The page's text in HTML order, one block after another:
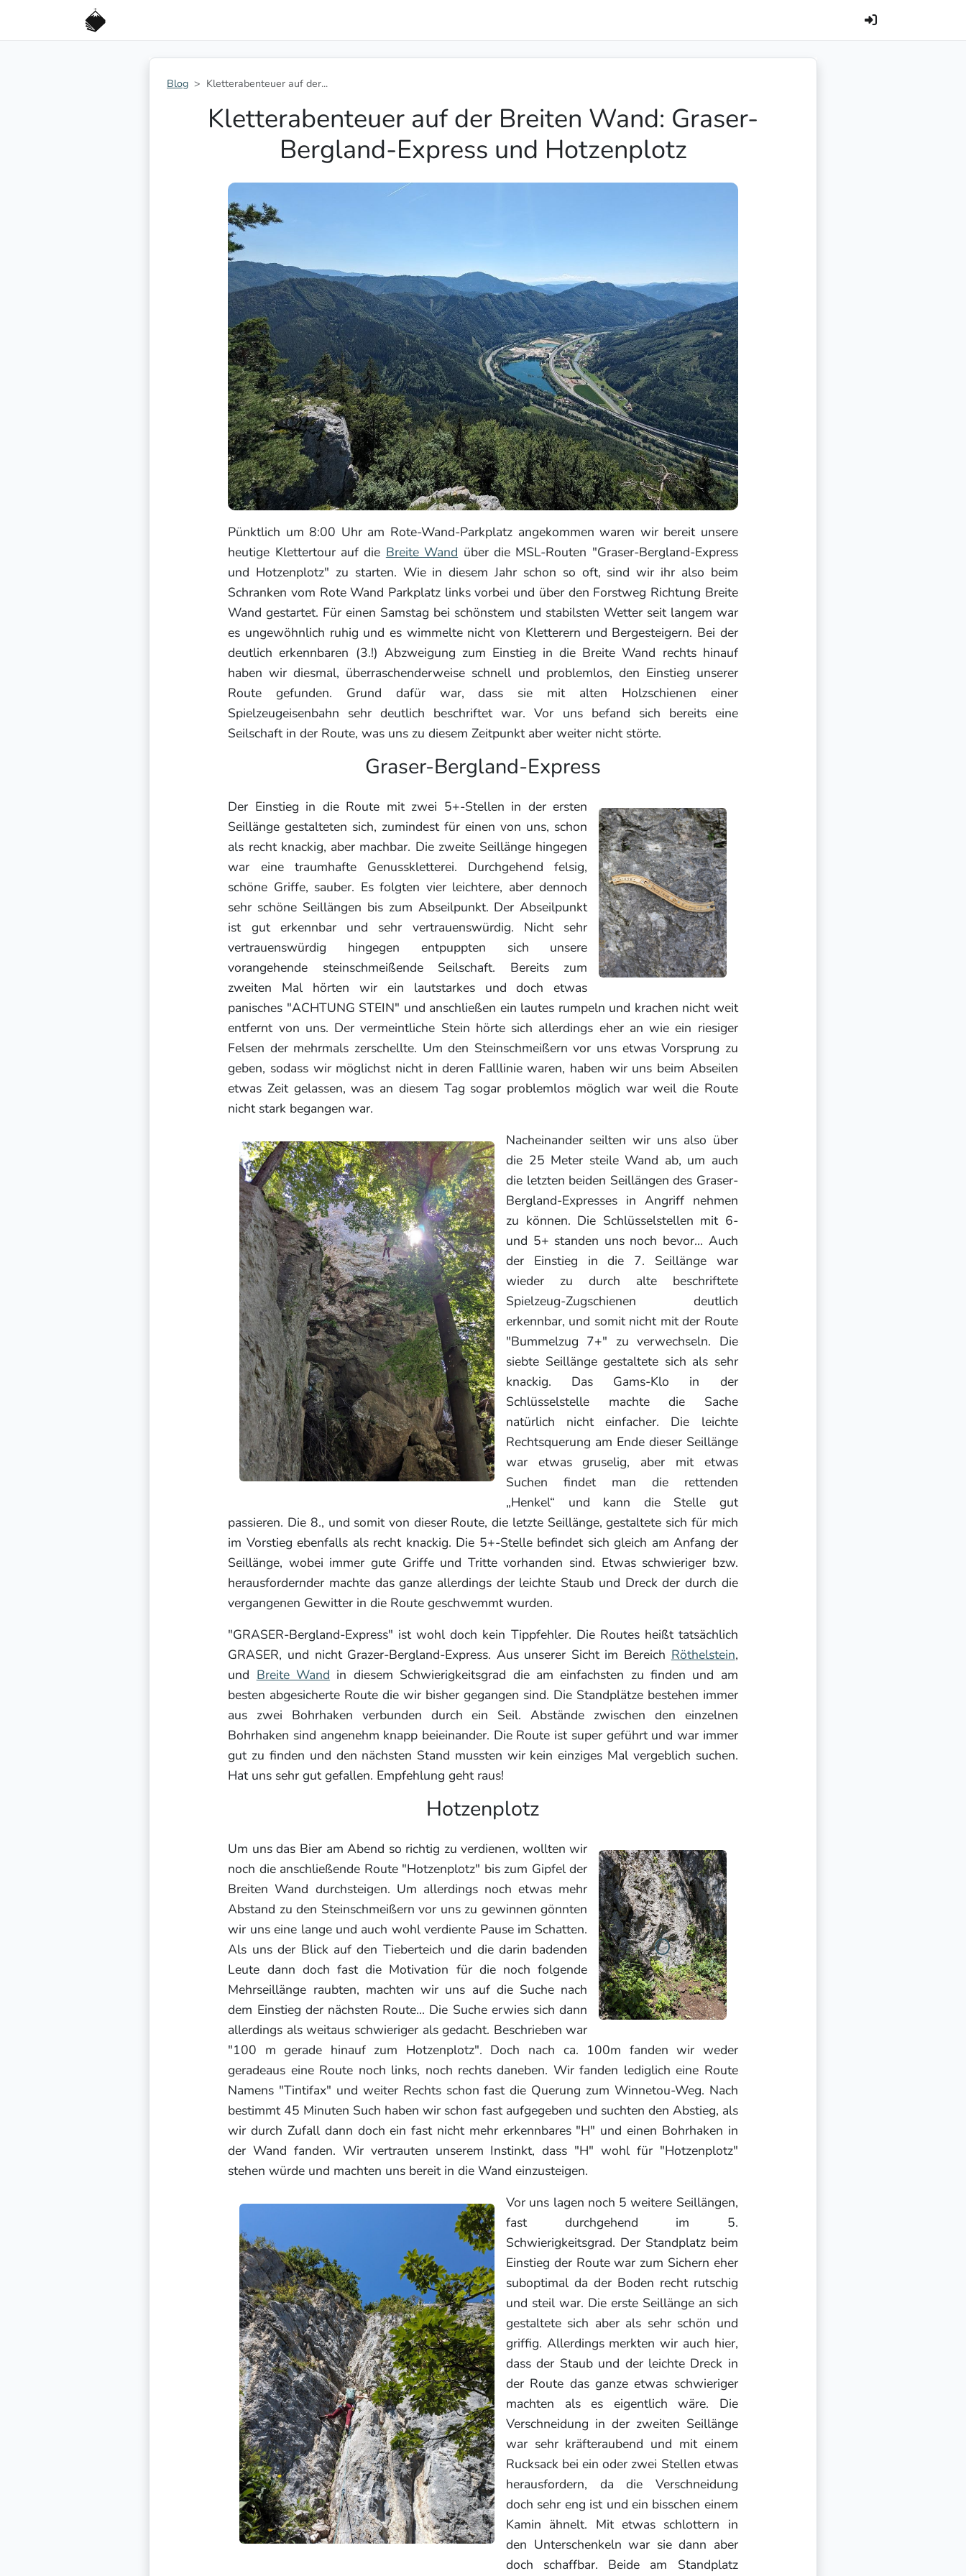
Blog Kletterabenteuer auf der...
Kletterabenteuer auf der Breiten Wand: Graser-
Bergland-Express und Hotzenplotz
Pünktlich um 8:00 Uhr am Rote-Wand-Parkplatz angekommen waren wir bereit unsere
heutige Klettertour auf die Breite Wand über die MSL-Routen "Graser-Bergland-Express
und Hotzenplotz" zu starten. Wie in diesem Jahr schon so oft, sind wir ihr also beim
Schranken vom Rote Wand Parkplatz links vorbei und über den Forstweg Richtung Breite
Wand gestartet. Für einen Samstag bei schönstem und stabilsten Wetter seit langem war
es ungewöhnlich ruhig und es wimmelte nicht von Kletterern und Bergesteigern. Bei der
deutlich erkennbaren (3.!) Abzweigung zum Einstieg in die Breite Wand rechts hinauf
haben wir diesmal, überraschenderweise schnell und problemlos, den Einstieg unserer
Route gefunden. Grund dafür war, dass sie mit alten Holzschienen einer
Spielzeugeisenbahn sehr deutlich beschriftet war. Vor uns befand sich bereits eine
Seilschaft in der Route, was uns zu diesem Zeitpunkt aber weiter nicht störte.
Graser-Bergland-Express
Der Einstieg in die Route mit zwei 5+-Stellen in der ersten
Seillänge gestalteten sich, zumindest für einen von uns, schon
als recht knackig, aber machbar. Die zweite Seillänge hingegen
war eine traumhafte Genusskletterei. Durchgehend felsig,
schöne Griffe, sauber. Es folgten vier leichtere, aber dennoch
sehr schöne Seillängen bis zum Abseilpunkt. Der Abseilpunkt
ist gut erkennbar und sehr vertrauenswürdig. Nicht sehr
vertrauenswürdig hingegen entpuppten sich unsere
vorangehende steinschmeißende Seilschaft. Bereits zum
zweiten Mal hörten wir ein lautstarkes und doch etwas
panisches "ACHTUNG STEIN" und anschließen ein lautes rumpeln und krachen nicht weit
entfernt von uns. Der vermeintliche Stein hörte sich allerdings eher an wie ein riesiger
Felsen der mehrmals zerschellte. Um den Steinschmeißern vor uns etwas Vorsprung zu
geben, sodass wir möglichst nicht in deren Falllinie waren, haben wir uns beim Abseilen
etwas Zeit gelassen, was an diesem Tag sogar problemlos möglich war weil die Route
nicht stark begangen war.
Nacheinander seilten wir uns also über
die 25 Meter steile Wand ab, um auch
die letzten beiden Seillängen des Graser-
Bergland-Expresses in Angriff nehmen
zu können. Die Schlüsselstellen mit 6-
und 5+ standen uns noch bevor... Auch
der Einstieg in die 7. Seillänge war
wieder zu durch alte beschriftete
Spielzeug-Zugschienen deutlich
erkennbar, und somit nicht mit der Route
"Bummelzug 7+" zu verwechseln. Die
siebte Seillänge gestaltete sich als sehr
knackig. Das Gams-Klo in der
Schlüsselstelle machte die Sache
natürlich nicht einfacher. Die leichte
Rechtsquerung am Ende dieser Seillänge
war etwas gruselig, aber mit etwas
Suchen findet man die rettenden
„Henkel“ und kann die Stelle gut
passieren. Die 8., und somit von dieser Route, die letzte Seillänge, gestaltete sich für mich
im Vorstieg ebenfalls als recht knackig. Die 5+-Stelle befindet sich gleich am Anfang der
Seillänge, wobei immer gute Griffe und Tritte vorhanden sind. Etwas schwieriger bzw.
herausfordernder machte das ganze allerdings der leichte Staub und Dreck der durch die
vergangenen Gewitter in die Route geschwemmt wurden.
"GRASER-Bergland-Express" ist wohl doch kein Tippfehler. Die Routes heißt tatsächlich
GRASER, und nicht Grazer-Bergland-Express. Aus unserer Sicht im Bereich Röthelstein,
und Breite Wand in diesem Schwierigkeitsgrad die am einfachsten zu finden und am
besten abgesicherte Route die wir bisher gegangen sind. Die Standplätze bestehen immer
aus zwei Bohrhaken verbunden durch ein Seil. Abstände zwischen den einzelnen
Bohrhaken sind angenehm knapp beieinander. Die Route ist super geführt und war immer
gut zu finden und den nächsten Stand mussten wir kein einziges Mal vergeblich suchen.
Hat uns sehr gut gefallen. Empfehlung geht raus!
Hotzenplotz
Um uns das Bier am Abend so richtig zu verdienen, wollten wir
noch die anschließende Route "Hotzenplotz" bis zum Gipfel der
Breiten Wand durchsteigen. Um allerdings noch etwas mehr
Abstand zu den Steinschmeißern vor uns zu gewinnen gönnten
wir uns eine lange und auch wohl verdiente Pause im Schatten.
Als uns der Blick auf den Tieberteich und die darin badenden
Leute dann doch fast die Motivation für die noch folgende
Mehrseillänge raubten, machten wir uns auf die Suche nach
dem Einstieg der nächsten Route... Die Suche erwies sich dann
allerdings als weitaus schwieriger als gedacht. Beschrieben war
"100 m gerade hinauf zum Hotzenplotz". Doch nach ca. 100m fanden wir weder
geradeaus eine Route noch links, noch rechts daneben. Wir fanden lediglich eine Route
Namens "Tintifax" und weiter Rechts schon fast die Querung zum Winnetou-Weg. Nach
bestimmt 45 Minuten Such haben wir schon fast aufgegeben und suchten den Abstieg, als
wir durch Zufall dann doch ein fast nicht mehr erkennbares "H" und einen Bohrhaken in
der Wand fanden. Wir vertrauten unserem Instinkt, dass "H" wohl für "Hotzenplotz"
stehen würde und machten uns bereit in die Wand einzusteigen.
Vor uns lagen noch 5 weitere Seillängen,
fast durchgehend im 5.
Schwierigkeitsgrad. Der Standplatz beim
Einstieg der Route war zum Sichern eher
suboptimal da der Boden recht rutschig
und steil war. Die erste Seillänge an sich
gestaltete sich aber als sehr schön und
griffig. Allerdings merkten wir auch hier,
dass der Staub und der leichte Dreck in
der Route das ganze etwas schwieriger
machten als es eigentlich wäre. Die
Verschneidung in der zweiten Seillänge
war sehr kräfteraubend und mit einem
Rucksack bei ein oder zwei Stellen etwas
herausfordern, da die Verschneidung
doch sehr eng ist und ein bisschen einem
Kamin ähnelt. Mit etwas schlottern in
den Unterschenkeln war sie dann aber
doch schaffbar. Beide am Standplatz